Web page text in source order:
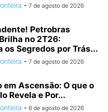
- 7 de agosto de 2026
Petrobras
no 2T26:
os Segredos por Trás...
- 7 de agosto de 2026
em Ascensão: O que o
Revela e Por...
- 6 de agosto de 2026